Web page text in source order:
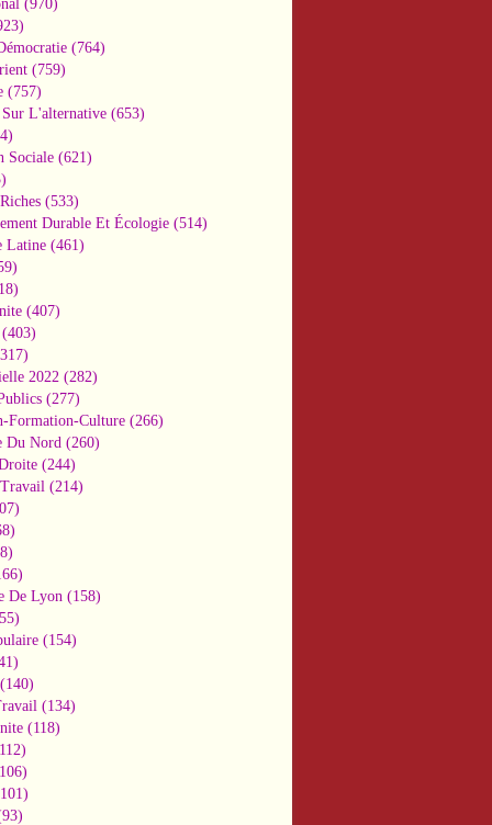
(970)
(764)
(759)
(757)
L'alternative (653)
Sociale (621)
(533)
Durable Et Écologie (514)
Latine (461)
(407)
2022 (282)
(277)
Formation-Culture (266)
Du Nord (260)
(244)
(214)
De Lyon (158)
(154)
(134)
(118)